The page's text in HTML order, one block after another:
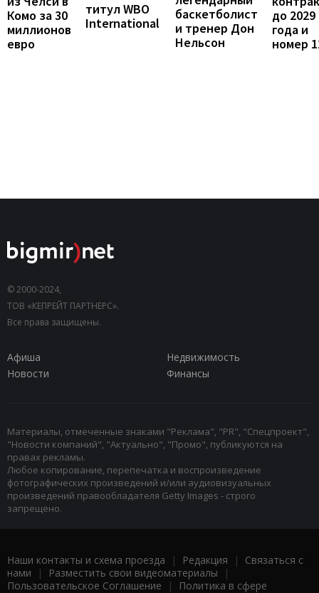
Комо за 30
миллионов
евро
титул WBO
International
баскетболист
и тренер Дон
Нельсон
до 2029
года и
номер
© 2000-2024,
ТОВ «КЕПРЕЙТ ПАРТНЕРС».
Все права защищены.
Афиша
Недвижимость
Новости
Финансы
Материалы, отмеченные знаками "Реклама", "PR", "Спецпроект",
"Новости компаний", "Актуально", "Промо", публикуются на
правах рекламы.
Любое копирование, перепечатка и воспроизведение
фотографических произведений и/или аудиовизуальных
произведений правообладателя Getty Images - строго
запрещено.
Наши контакты и схема проезда | Редакция | Связаться с
нами | Разместить свои видеоматериалы |
Пользовательское Соглашение |
Политика в сфере